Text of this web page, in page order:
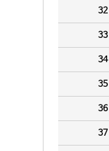
32
33
34
35
36
37